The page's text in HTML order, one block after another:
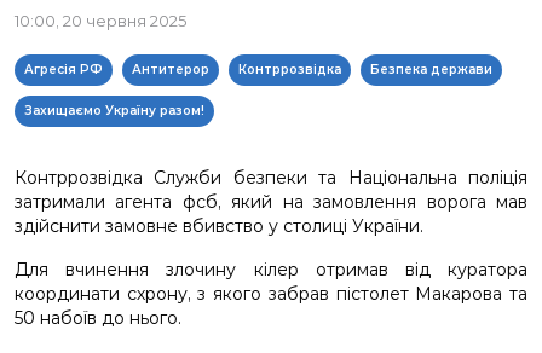
10:00, 20 червня 2025
Агресія РФ Антитерор Контррозвідка Безпека держави
Захищаємо Україну разом!
Контррозвідка Служби безпеки та Національна поліція
затримали агента фсб, який на замовлення ворога мав
здійснити замовне вбивство у столиці України.
Для вчинення злочину кілер отримав від куратора
координати схрону, з якого забрав пістолет Макарова та
50 набоїв до нього.